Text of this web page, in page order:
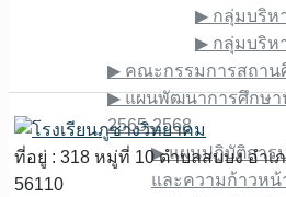
▶︎ กลุ่มบริห
▶︎ กลุ่มบริห
▶︎ คณะกรรมการสถา
▶︎ แผนพัฒนาการศึกษา
2565-2568
▶︎ แผนปฏิบัติการ
และความก้าวหน้
ที่อยู่ : 318 หมู่ที่ 10 ตำบลสบบง อำเ
56110